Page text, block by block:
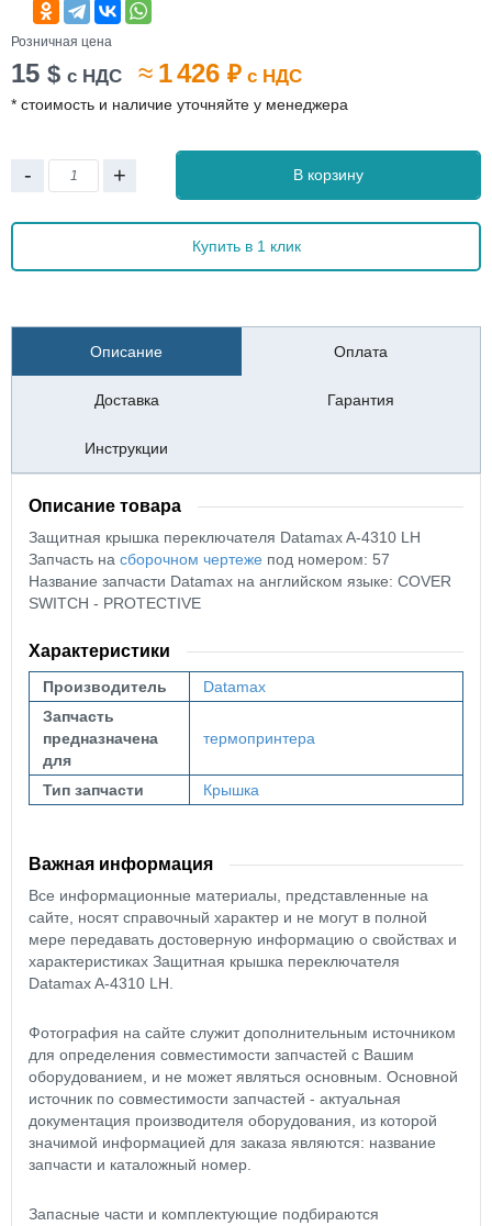
Розничная цена
15 $ с НДС ≈ 1 426 ₽ с НДС
* стоимость и наличие уточняйте у менеджера
- + В корзину
Купить в 1 клик
Описание Оплата
Доставка Гарантия
Инструкции
Описание товара
Защитная крышка переключателя Datamax A-4310 LH
Запчасть на сборочном чертеже под номером: 57
Название запчасти Datamax на английском языке: COVER
SWITCH - PROTECTIVE
Характеристики
Производитель
Datamax
Запчасть
предназначена
для
термопринтера
Тип запчасти Крышка
Важная информация
Все информационные материалы, представленные на
сайте, носят справочный характер и не могут в полной
мере передавать достоверную информацию о свойствах и
характеристиках Защитная крышка переключателя
Datamax A-4310 LH.
Фотография на сайте служит дополнительным источником
для определения совместимости запчастей с Вашим
оборудованием, и не может являться основным. Основной
источник по совместимости запчастей - актуальная
документация производителя оборудования, из которой
значимой информацией для заказа являются: название
запчасти и каталожный номер.
Запасные части и комплектующие подбираются